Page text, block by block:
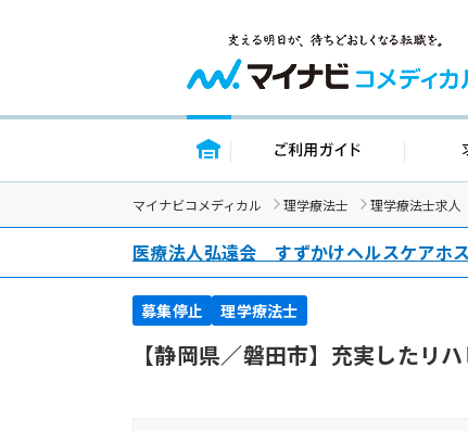
トップページ ご利用ガ
マイナビコメディカル 理学療法士 理学療法士求人
医療法人弘遠会 すずかけヘルスケアホ
募集停止 理学療法士
【静岡県／磐田市】充実したリ